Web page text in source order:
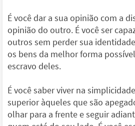
É você dar a sua opinião com a
opinião do outro. É você ser
outros sem perder sua
os bens da melhor forma
escravo deles.
É você saber viver na
superior àqueles que são
olhar para a frente e seguir